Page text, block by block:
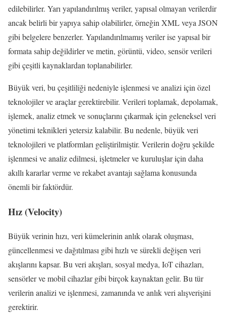
edilebilirler. Yarı yapılandırılmış veriler, yapısal olmayan verilerdir
ancak belirli bir yapıya sahip olabilirler, örneğin XML veya JSON
gibi belgelere benzerler. Yapılandırılmamış veriler ise yapısal bir
formata sahip değildirler ve metin, görüntü, video, sensör verileri
gibi çeşitli kaynaklardan toplanabilirler.
Büyük veri, bu çeşitliliği nedeniyle işlenmesi ve analizi için özel
teknolojiler ve araçlar gerektirebilir. Verileri toplamak, depolamak,
işlemek, analiz etmek ve sonuçlarını çıkarmak için geleneksel veri
yönetimi teknikleri yetersiz kalabilir. Bu nedenle, büyük veri
teknolojileri ve platformları geliştirilmiştir. Verilerin doğru şekilde
işlenmesi ve analiz edilmesi, işletmeler ve kuruluşlar için daha
akıllı kararlar verme ve rekabet avantajı sağlama konusunda
önemli bir faktördür.
Hız (Velocity)
Büyük verinin hızı, veri kümelerinin anlık olarak oluşması,
güncellenmesi ve dağıtılması gibi hızlı ve sürekli değişen veri
akışlarını kapsar. Bu veri akışları, sosyal medya, IoT cihazları,
sensörler ve mobil cihazlar gibi birçok kaynaktan gelir. Bu tür
verilerin analizi ve işlenmesi, zamanında ve anlık veri alışverişini
gerektirir.